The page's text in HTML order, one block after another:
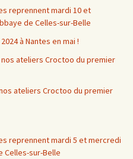
reprennent mardi 10 et
de Celles-sur-Belle
à Nantes en mai !
ateliers Croctoo du premier
ateliers Croctoo du premier
reprennent mardi 5 et mercredi
Celles-sur-Belle